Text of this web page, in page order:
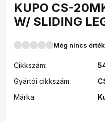
KUPO CS-
W/ SLIDING
Még nincs
Cikkszám:
Gyártói cikkszám:
Márka: